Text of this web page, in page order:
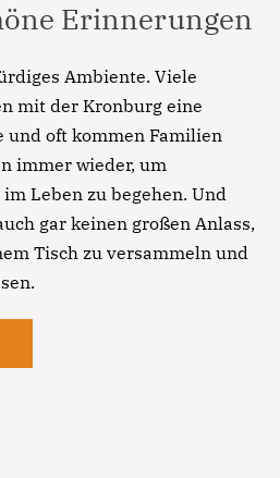
Erinnerungen
Ambiente. Viele
mit der Kronburg eine
und oft kommen Familien
immer wieder, um
Leben zu begehen. Und
gar keinen großen Anlass,
Tisch zu versammeln und